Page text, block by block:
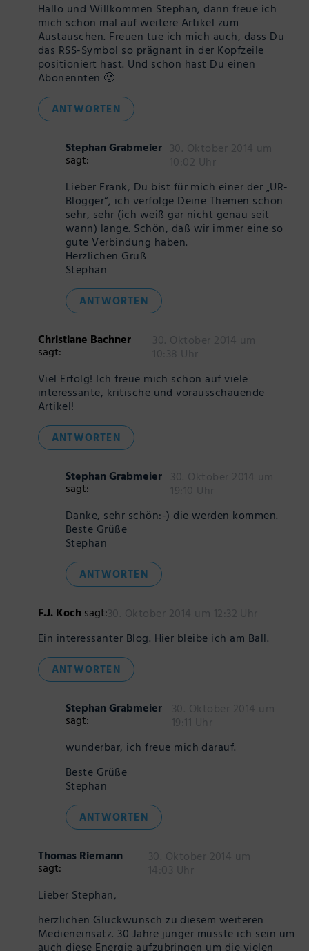
Hallo und Willkommen Stephan, dann freue ich
mich schon mal auf weitere Artikel zum
Austauschen. Freuen tue ich mich auch, dass Du
das RSS-Symbol so prägnant in der Kopfzeile
positioniert hast. Und schon hast Du einen
Abonennten 🙂
ANTWORTEN
Stephan Grabmeier
sagt:
30. Oktober 2014 um
10:02 Uhr
Lieber Frank, Du bist für mich einer der „UR-
Blogger“, ich verfolge Deine Themen schon
sehr, sehr (ich weiß gar nicht genau seit
wann) lange. Schön, daß wir immer eine so
gute Verbindung haben.
Herzlichen Gruß
Stephan
ANTWORTEN
Christiane Bachner
sagt:
30. Oktober 2014 um
10:38 Uhr
Viel Erfolg! Ich freue mich schon auf viele
interessante, kritische und vorausschauende
Artikel!
ANTWORTEN
Stephan Grabmeier
sagt:
30. Oktober 2014 um
19:10 Uhr
Danke, sehr schön:-) die werden kommen.
Beste Grüße
Stephan
ANTWORTEN
F.J. Kochsagt:30. Oktober 2014 um 12:32 Uhr
Ein interessanter Blog. Hier bleibe ich am Ball.
ANTWORTEN
Stephan Grabmeier
sagt:
30. Oktober 2014 um
19:11 Uhr
wunderbar, ich freue mich darauf.
Beste Grüße
Stephan
ANTWORTEN
Thomas Riemann
sagt:
30. Oktober 2014 um
14:03 Uhr
Lieber Stephan,
herzlichen Glückwunsch zu diesem weiteren
Medieneinsatz. 30 Jahre jünger müsste ich sein um